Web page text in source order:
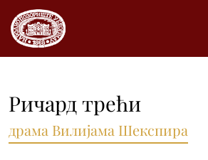
Ричард трећи
драма Вилијама Шекспира